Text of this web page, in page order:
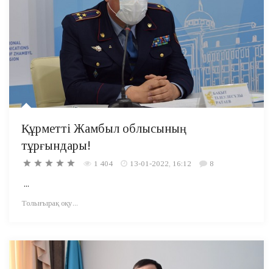
Құрметті Жамбыл облысының
тұрғындары!
1 404 13-01-2022, 16:12 8
...
Толығырақ оқу...